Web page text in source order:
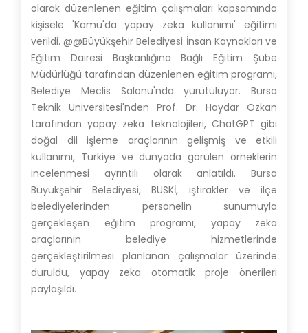
olarak düzenlenen eğitim çalışmaları kapsamında
kişisele 'Kamu'da yapay zeka kullanımı' eğitimi
verildi. @@Büyükşehir Belediyesi İnsan Kaynakları ve
Eğitim Dairesi Başkanlığına Bağlı Eğitim Şube
Müdürlüğü tarafından düzenlenen eğitim programı,
Belediye Meclis Salonu'nda yürütülüyor. Bursa
Teknik Üniversitesi'nden Prof. Dr. Haydar Özkan
tarafından yapay zeka teknolojileri, ChatGPT gibi
doğal dil işleme araçlarının gelişmiş ve etkili
kullanımı, Türkiye ve dünyada görülen örneklerin
incelenmesi ayrıntılı olarak anlatıldı. Bursa
Büyükşehir Belediyesi, BUSKİ, iştirakler ve ilçe
belediyelerinden personelin sunumuyla
gerçekleşen eğitim programı, yapay zeka
araçlarının belediye hizmetlerinde
gerçekleştirilmesi planlanan çalışmalar üzerinde
duruldu, yapay zeka otomatik proje önerileri
paylaşıldı.